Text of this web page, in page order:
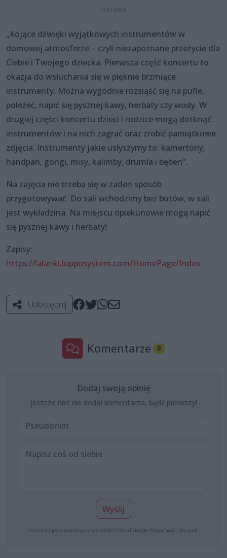
„Kojące dźwięki wyjątkowych instrumentów w
domowej atmosferze – czyli niezapoznane przeżycie dla
Ciebie i Twojego dziecka. Pierwsza część koncertu to
okazja do wsłuchania się w pięknie brzmiące
instrumenty. Można wygodnie rozsiąść się na pufie,
poleżeć, napić się pysznej kawy, herbaty czy wody. W
drugiej części koncertu dzieci i rodzice mogą dotknąć
instrumentów i na nich zagrać oraz zrobić pamiątkowe
zdjęcia. Instrumenty jakie usłyszymy to: kamertony,
handpan, gongi, misy, kalimby, drumla i bęben”.
Na zajęcia nie trzeba się w żaden sposób
przygotowywać. Do sali wchodzimy bez butów, w sali
jest wykładzina. Na miejscu opiekunowie mogą napić
się pysznej kawy i herbaty!
Zapisy:
https://lalanki.lupposystem.com/HomePage/Index
Udostępnij
Komentarze 0
Dodaj swoją opinię
Jeszcze nikt nie dodał komentarza, bądź pierwszy!
Wyślij
Formularz jest chroniony dzięki reCAPTCHA od Google: Prywatność | Warunki